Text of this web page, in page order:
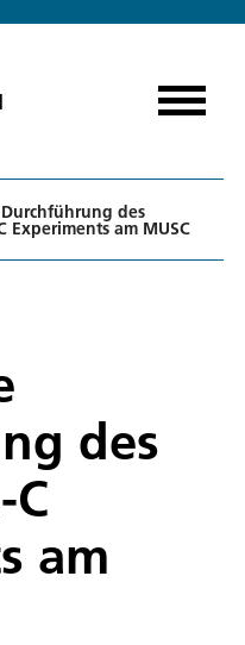
des
Experiments am MUSC
des
am